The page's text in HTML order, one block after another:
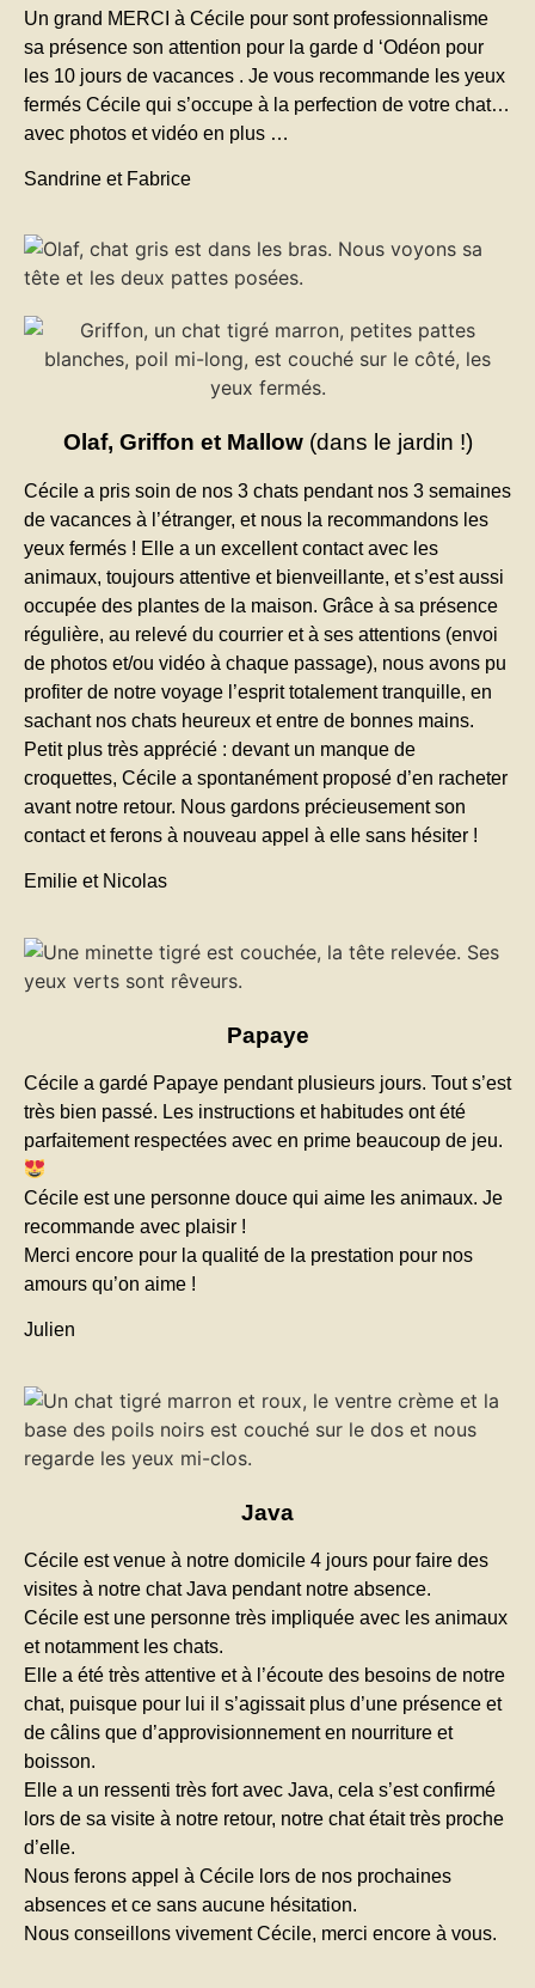
Un grand MERCI à Cécile pour sont professionnalisme
sa présence son attention pour la garde d ‘Odéon pour
les 10 jours de vacances . Je vous recommande les yeux
fermés Cécile qui s’occupe à la perfection de votre chat…
avec photos et vidéo en plus …
Sandrine et Fabrice
Olaf, Griffon et Mallow (dans le jardin !)
Cécile a pris soin de nos 3 chats pendant nos 3 semaines
de vacances à l’étranger, et nous la recommandons les
yeux fermés ! Elle a un excellent contact avec les
animaux, toujours attentive et bienveillante, et s’est aussi
occupée des plantes de la maison. Grâce à sa présence
régulière, au relevé du courrier et à ses attentions (envoi
de photos et/ou vidéo à chaque passage), nous avons pu
profiter de notre voyage l’esprit totalement tranquille, en
sachant nos chats heureux et entre de bonnes mains.
Petit plus très apprécié : devant un manque de
croquettes, Cécile a spontanément proposé d’en racheter
avant notre retour. Nous gardons précieusement son
contact et ferons à nouveau appel à elle sans hésiter !
Emilie et Nicolas
Papaye
Cécile a gardé Papaye pendant plusieurs jours. Tout s’est
très bien passé. Les instructions et habitudes ont été
parfaitement respectées avec en prime beaucoup de jeu.
Cécile est une personne douce qui aime les animaux. Je
recommande avec plaisir !
Merci encore pour la qualité de la prestation pour nos
amours qu’on aime !
Julien
Java
Cécile est venue à notre domicile 4 jours pour faire des
visites à notre chat Java pendant notre absence.
Cécile est une personne très impliquée avec les animaux
et notamment les chats.
Elle a été très attentive et à l’écoute des besoins de notre
chat, puisque pour lui il s’agissait plus d’une présence et
de câlins que d’approvisionnement en nourriture et
boisson.
Elle a un ressenti très fort avec Java, cela s’est confirmé
lors de sa visite à notre retour, notre chat était très proche
d’elle.
Nous ferons appel à Cécile lors de nos prochaines
absences et ce sans aucune hésitation.
Nous conseillons vivement Cécile, merci encore à vous.